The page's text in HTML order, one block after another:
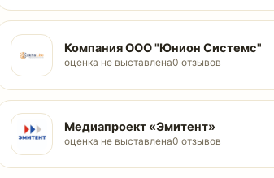
Компания ООО "Юнион Системс"
оценка не выставлена0 отзывов
Медиапроект «Эмитент»
оценка не выставлена0 отзывов